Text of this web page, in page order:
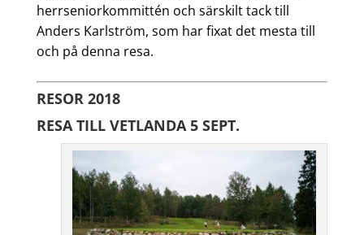
herrseniorkommittén och särskilt tack till
Anders Karlström, som har fixat det mesta till
och på denna resa.
RESOR 2018
RESA TILL VETLANDA 5 SEPT.